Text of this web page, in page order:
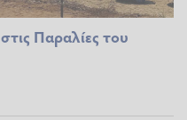
Παραλίες του